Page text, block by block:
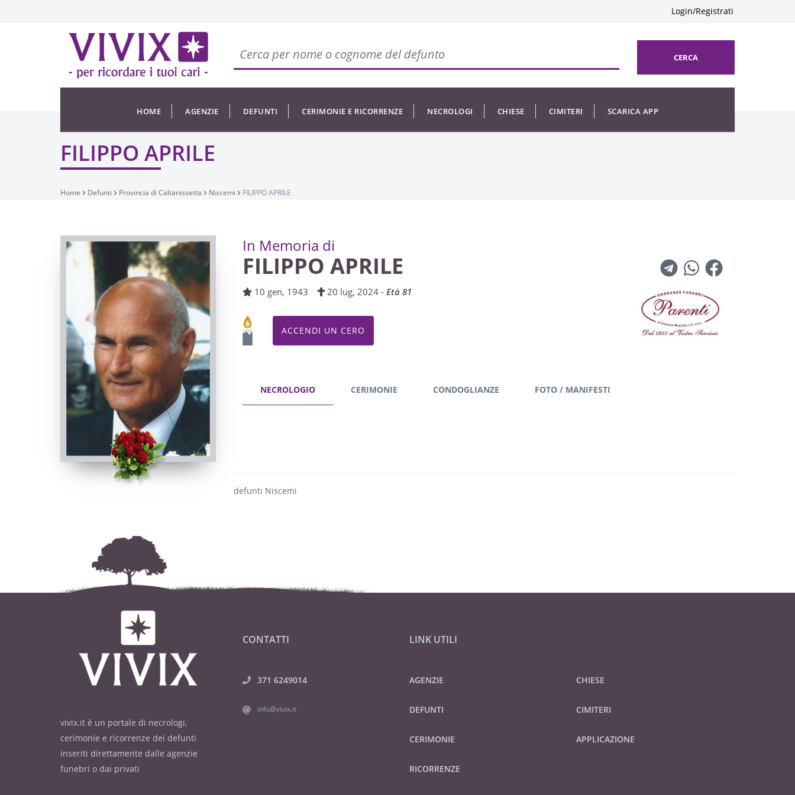
Login/Registrati
CERCA
HOME AGENZIE DEFUNTI CERIMONIE E RICORRENZE NECROLOGI CHIESE CIMITERI SCARICA APP
FILIPPO APRILE
Home Defunti Provincia di Caltanissetta Niscemi FILIPPO APRILE
In Memoria di
FILIPPO APRILE
10 gen, 1943 20 lug, 2024 - Età 81
ACCENDI UN CERO
NECROLOGIO CERIMONIE CONDOGLIANZE FOTO / MANIFESTI
defunti Niscemi
vivix.it è un portale di necrologi,
cerimonie e ricorrenze dei defunti
inseriti direttamente dalle agenzie
funebri o dai privati
CONTATTI
371 6249014
info@vivix.it
LINK UTILI
AGENZIE
DEFUNTI
CERIMONIE
RICORRENZE
CHIESE
CIMITERI
APPLICAZIONE